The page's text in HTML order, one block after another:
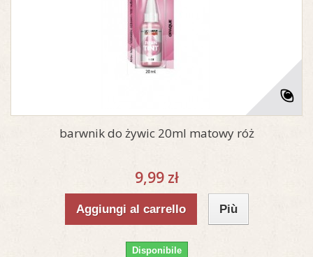
barwnik do żywic 20ml matowy róż
9,99 zł
Aggiungi al carrello Più
Disponibile